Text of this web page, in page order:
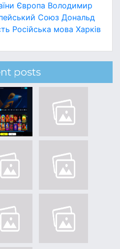
Європа Володимир
Союз Дональд
Російська мова Харків
posts